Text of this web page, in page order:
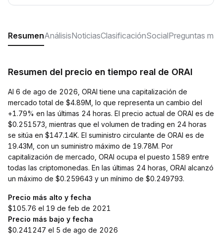
ResumenAnálisisNoticiasClasificaciónSocialPreguntas
Resumen del precio en tiempo real de ORAI
Al 6 de ago de 2026, ORAI tiene una capitalización de
mercado total de $4.89M, lo que representa un cambio del
+1.79% en las últimas 24 horas. El precio actual de ORAI es de
$0.251573, mientras que el volumen de trading en 24 horas
se sitúa en $147.14K. El suministro circulante de ORAI es de
19.43M, con un suministro máximo de 19.78M. Por
capitalización de mercado, ORAI ocupa el puesto 1589 entre
todas las criptomonedas. En las últimas 24 horas, ORAI alcanzó
un máximo de $0.259643 y un mínimo de $0.249793.
Precio más alto y fecha
$105.76 el 19 de feb de 2021
Precio más bajo y fecha
$0.241247 el 5 de ago de 2026